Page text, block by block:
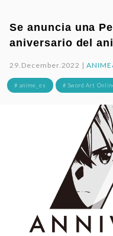
Se anuncia una
aniversario del
29.December.2022 |
# anime_es # Sword Art